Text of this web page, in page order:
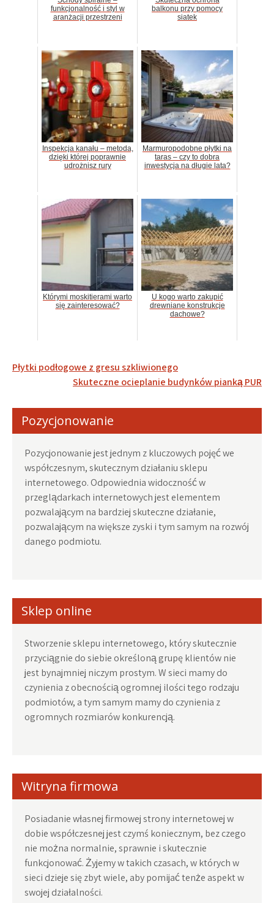
funkcjonalność i styl w
aranżacji przestrzeni
balkonu przy pomocy
siatek
Inspekcja kanału – metoda,
dzięki której poprawnie
udrożnisz rury
Marmuropodobne płytki na
taras – czy to dobra
inwestycja na długie lata?
Którymi moskitierami warto
się zainteresować?
U kogo warto zakupić
drewniane konstrukcje
dachowe?
Nawigacja
Płytki podłogowe z gresu szkliwionego
Skuteczne ocieplanie budynków pianką PUR
Pozycjonowanie
Pozycjonowanie jest jednym z kluczowych pojęć we
współczesnym, skutecznym działaniu sklepu
internetowego. Odpowiednia widoczność w
przeglądarkach internetowych jest elementem
pozwalającym na bardziej skuteczne działanie,
pozwalającym na większe zyski i tym samym na rozwój
danego podmiotu.
Sklep online
Stworzenie sklepu internetowego, który skutecznie
przyciągnie do siebie określoną grupę klientów nie
jest bynajmniej niczym prostym. W sieci mamy do
czynienia z obecnością ogromnej ilości tego rodzaju
podmiotów, a tym samym mamy do czynienia z
ogromnych rozmiarów konkurencją.
Witryna firmowa
Posiadanie własnej firmowej strony internetowej w
dobie współczesnej jest czymś koniecznym, bez czego
nie można normalnie, sprawnie i skutecznie
funkcjonować. Żyjemy w takich czasach, w których w
sieci dzieje się zbyt wiele, aby pomijać tenże aspekt w
swojej działalności.